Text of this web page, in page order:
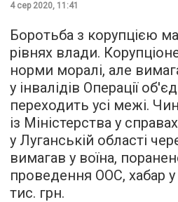
4 сер 2020, 11:41
Боротьба з корупцією
рівнях влади.
норми моралі, але
у інвалідів Операції
переходить усі межі.
із Міністерства у
у Луганській області
вимагав у воїна,
проведення ООС, хабар
тис. грн.